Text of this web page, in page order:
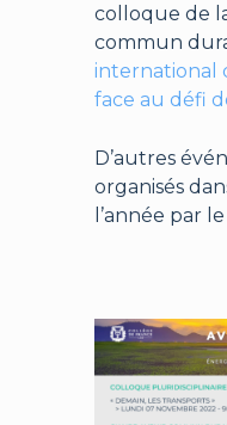
colloque de
commun
international
face au défi
D’autres
organisés
l’année par